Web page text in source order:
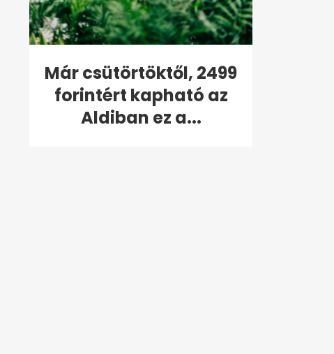
Már csütörtöktől, 2499
forintért kapható az
Aldiban ez a...